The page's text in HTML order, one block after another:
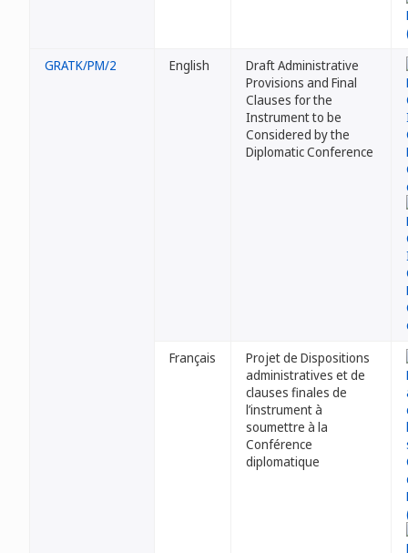
GRATK/PM/2 English
Draft Administrative
Provisions and Final
Clauses for the
Instrument to be
Considered by the
Diplomatic Conference
Français
Projet de Dispositions
administratives et de
clauses finales de
l’instrument à
soumettre à la
Conférence
diplomatique